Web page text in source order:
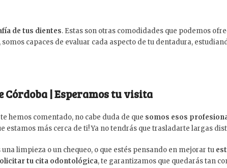
de tus dientes. Estas son otras comodidades que podemos
capaces de evaluar cada aspecto de tu dentadura,
Córdoba | Esperamos tu visita
hemos comentado, no cabe duda de que somos esos
estamos más cerca de ti! Ya no tendrás que trasladarte largas
limpieza o un chequeo, o que estés pensando en mejorar tu
tu cita odontológica, te garantizamos que quedarás tan